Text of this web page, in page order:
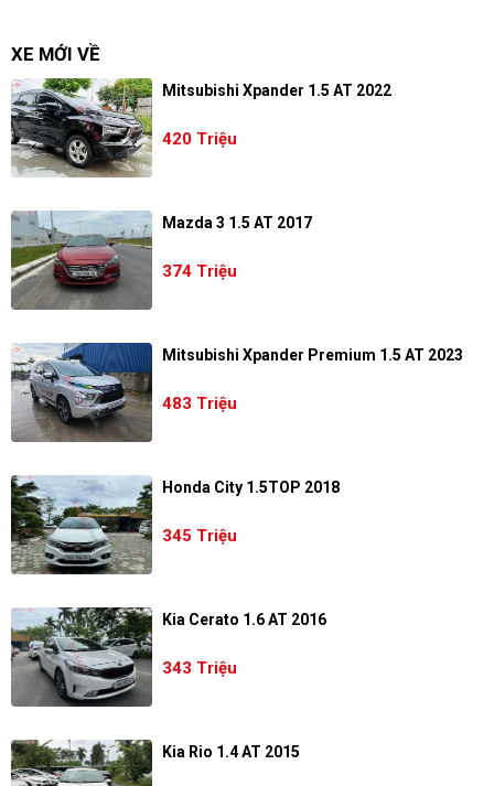
XE MỚI VỀ
Mitsubishi Xpander 1.5 AT 2022
420 Triệu
Mazda 3 1.5 AT 2017
374 Triệu
Mitsubishi Xpander Premium 1.5 AT 2023
483 Triệu
Honda City 1.5TOP 2018
345 Triệu
Kia Cerato 1.6 AT 2016
343 Triệu
Kia Rio 1.4 AT 2015